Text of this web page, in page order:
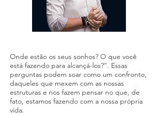
Onde estão os seus sonhos? O que você
está fazendo para alcançá-los?”. Essas
perguntas podem soar como um confronto,
daqueles que mexem com as nossas
estruturas e nos fazem pensar no que, de
fato, estamos fazendo com a nossa própria
vida.